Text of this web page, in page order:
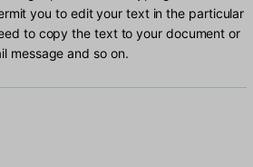
you to edit your text in the particular
to copy the text to your document or
message and so on.